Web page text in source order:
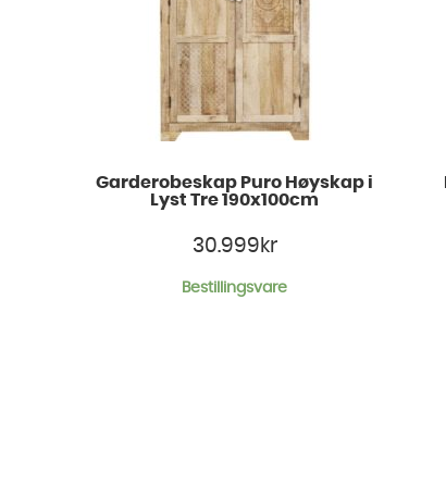
Garderobeskap Puro Høyskap i
Lyst Tre 190x100cm
30.999 kr
Bestillingsvare